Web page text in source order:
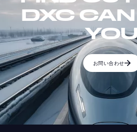
DXC CAN
お問い合わせ